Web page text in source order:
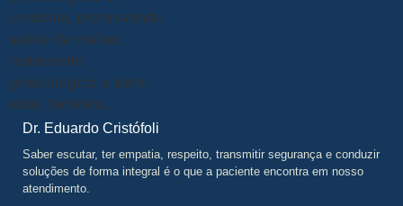
Dr. Eduardo Cristófoli
Saber escutar, ter empatia, respeito, transmitir segurança e conduzir
soluções de forma integral é o que a paciente encontra em nosso
atendimento.